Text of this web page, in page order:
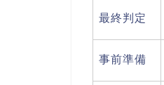
最終判定
事前準備